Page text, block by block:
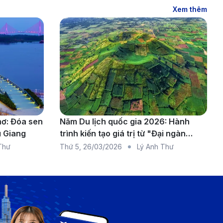
Xem thêm
Đóa sen
Giang
Năm Du lịch quốc gia 2026: Hành
trình kiến tạo giá trị từ "Đại ngàn
chạm biển xanh"
Thứ 5 26/03/2026 Lý Anh Thư